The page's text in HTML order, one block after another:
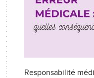
Responsabilité